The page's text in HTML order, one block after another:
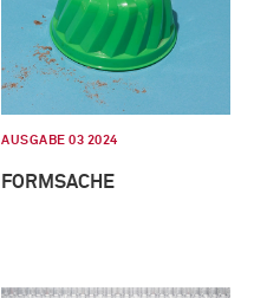
AUSGABE 03 2024
FORMSACHE